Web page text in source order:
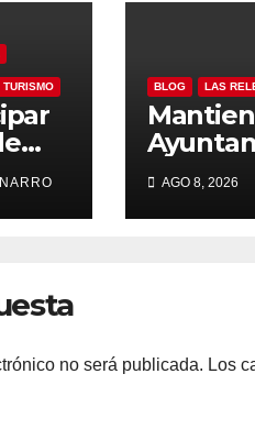
TURISMO
y
BLOG LAS
Los
apoyos
AGO 8, 2026
no será publicada. Los